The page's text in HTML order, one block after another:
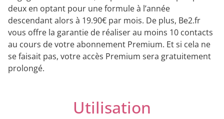
deux en optant pour une formule à l’année
descendant alors à 19.90€ par mois. De plus, Be2.fr
vous offre la garantie de réaliser au moins 10 contacts
au cours de votre abonnement Premium. Et si cela ne
se faisait pas, votre accès Premium sera gratuitement
prolongé.
Utilisation